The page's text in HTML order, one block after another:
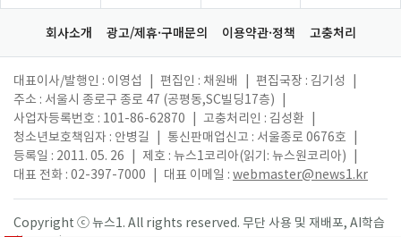
회사소개 광고/제휴·구매문의 이용약관·정책 고충처리
대표이사/발행인 : 이영섭 편집인 : 채원배 편집국장 : 김기성
주소 : 서울시 종로구 종로 47 (공평동,SC빌딩17층)
사업자등록번호 : 101-86-62870
고충처리인 : 김성환
청소년보호책임자 : 안병길
통신판매업신고 : 서울종로 0676호
등록일 : 2011. 05. 26
제호 : 뉴스1코리아(읽기: 뉴스원코리아)
대표 전화 : 02-397-7000
대표 이메일 : webmaster@news1.kr
Copyright ⓒ 뉴스1. All rights reserved. 무단 사용 및 재배포, AI학습